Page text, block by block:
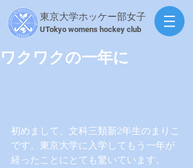
東京大学ホッケー部女子
​UTokyo womens hockey club
ワクワクの一年に
初めまして、文科三類新2年生のまりこ
です。東京大学に入学してもう一年が
経ったことにとても驚いています。